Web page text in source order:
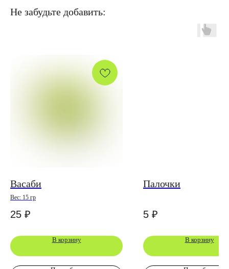
Не забудьте добавить:
Васаби
Вес: 15 гр
25 ₽
В корзину
Палочки
5 ₽
В корзину